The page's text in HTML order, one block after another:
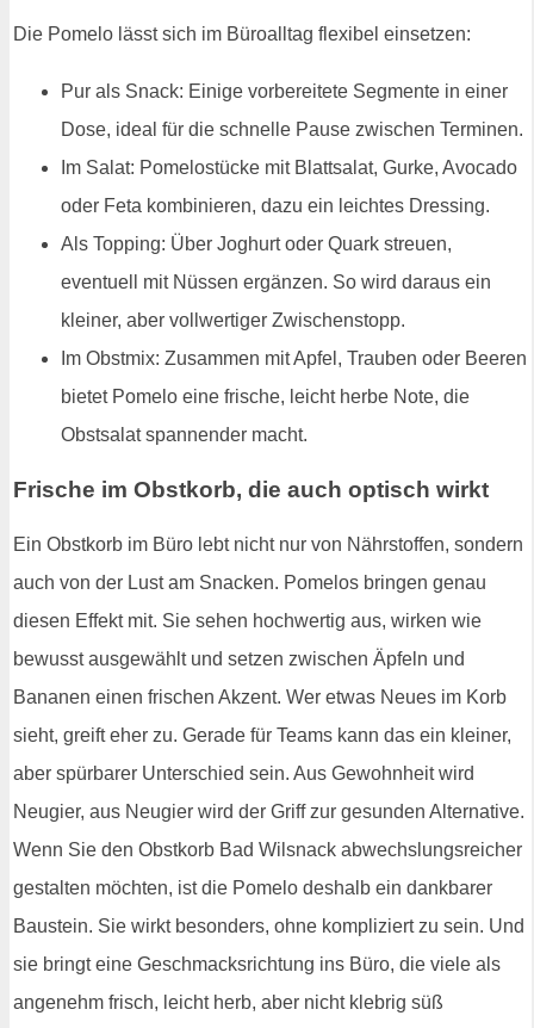
Die Pomelo lässt sich im Büroalltag flexibel einsetzen:
Pur als Snack: Einige vorbereitete Segmente in einer
Dose, ideal für die schnelle Pause zwischen Terminen.
Im Salat: Pomelostücke mit Blattsalat, Gurke, Avocado
oder Feta kombinieren, dazu ein leichtes Dressing.
Als Topping: Über Joghurt oder Quark streuen,
eventuell mit Nüssen ergänzen. So wird daraus ein
kleiner, aber vollwertiger Zwischenstopp.
Im Obstmix: Zusammen mit Apfel, Trauben oder Beeren
bietet Pomelo eine frische, leicht herbe Note, die
Obstsalat spannender macht.
Frische im Obstkorb, die auch optisch wirkt
Ein Obstkorb im Büro lebt nicht nur von Nährstoffen, sondern
auch von der Lust am Snacken. Pomelos bringen genau
diesen Effekt mit. Sie sehen hochwertig aus, wirken wie
bewusst ausgewählt und setzen zwischen Äpfeln und
Bananen einen frischen Akzent. Wer etwas Neues im Korb
sieht, greift eher zu. Gerade für Teams kann das ein kleiner,
aber spürbarer Unterschied sein. Aus Gewohnheit wird
Neugier, aus Neugier wird der Griff zur gesunden Alternative.
Wenn Sie den Obstkorb Bad Wilsnack abwechslungsreicher
gestalten möchten, ist die Pomelo deshalb ein dankbarer
Baustein. Sie wirkt besonders, ohne kompliziert zu sein. Und
sie bringt eine Geschmacksrichtung ins Büro, die viele als
angenehm frisch, leicht herb, aber nicht klebrig süß